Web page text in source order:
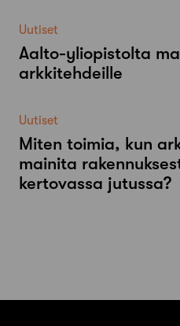
Uutiset
Aalto-​yliopistolta
arkkitehdeille
Uutiset
Miten toimia, kun
mainita
kertovassa jutussa?